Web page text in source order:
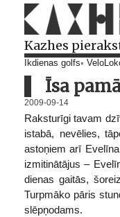
Kazhes
Ikdienas golfs
Īsa
2009-09-14
Raksturīgi tavam
istabā, nevēlies,
astoņiem arī
izmitinātājus –
dienas gaitās,
Turpmāko pāris
slēpņodams.